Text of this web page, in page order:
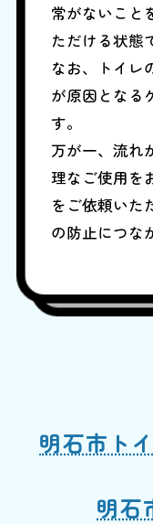
常がないこと
ただける状態
なお、トイレ
が原因となる
す。
万が一、流れ
理なご使用を
をご依頼いた
の防止につな
明石市ト
明石